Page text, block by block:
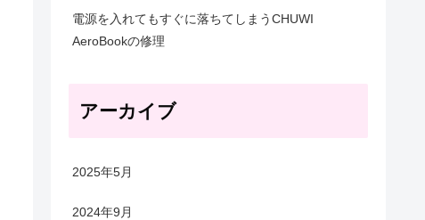
電源を入れてもすぐに落ちてしまうCHUWI
AeroBookの修理
アーカイブ
2025年5月
2024年9月